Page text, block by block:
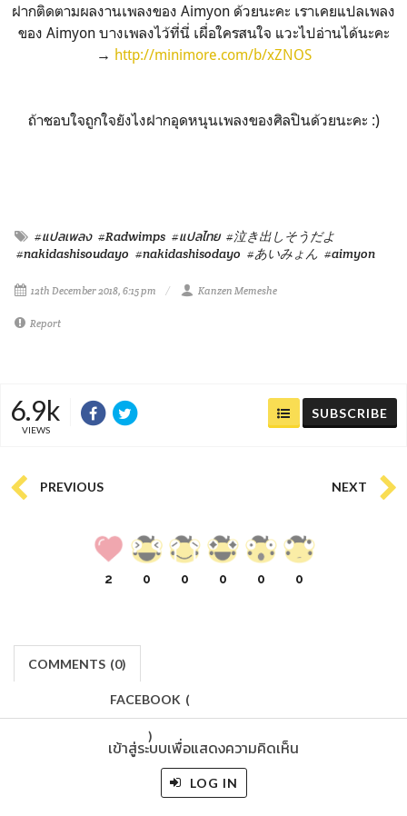
ฝากติดตามผลงานเพลงของ Aimyon ด้วยนะคะ เราเคยแปลเพลง
ของ Aimyon บางเพลงไว้ที่นี่ เผื่อใครสนใจ แวะไปอ่านได้นะคะ
→ http://minimore.com/b/xZNOS
ถ้าชอบใจถูกใจยังไงฝากอุดหนุนเพลงของศิลปินด้วยนะคะ :)
#แปลเพลง #Radwimps #แปลไทย #泣き出しそうだよ
#nakidashisoudayo #nakidashisodayo #あいみょん #aimyon
12th December 2018, 6:15 pm Kanzen Memeshe
Report
6.9k
VIEWS
SUBSCRIBE
PREVIOUS NEXT
2 0 0 0 0 0
COMMENTS (0)
FACEBOOK (
)
เข้าสู่ระบบเพื่อแสดงความคิดเห็น
LOG IN